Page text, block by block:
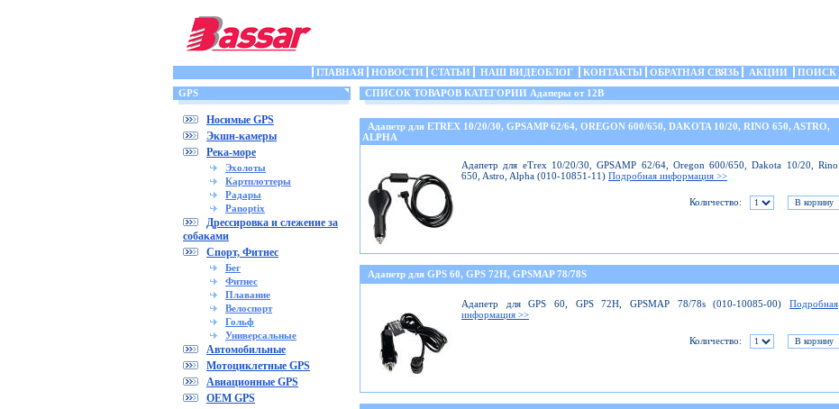
ГЛАВНАЯ НОВОСТИ СТАТЬИ НАШ ВИДЕОБЛОГ КОНТАКТЫ ОБРАТНАЯ СВЯЗЬ АКЦИИ ПОИСК
GPS
Носимые GPS
Экшн-камеры
Река-море
Эхолоты
Картплоттеры
Радары
Panoptix
Дрессировка и слежение за
собаками
Спорт, Фитнес
Бег
Фитнес
Плавание
Велоспорт
Гольф
Универсальные
Автомобильные
Мотоциклетные GPS
Авиационные GPS
OEM GPS
СПИСОК ТОВАРОВ КАТЕГОРИИ Адаперы от 12В
Адапетр для ETREX 10/20/30, GPSAMP 62/64, OREGON 600/650, DAKOTA 10/20, RINO 650, ASTRO,
ALPHA
Адапетр для eTrex 10/20/30, GPSAMP 62/64, Oregon 600/650, Dakota 10/20, Rino
650, Astro, Alpha (010-10851-11) Подробная информация >>
Количество:
Адапетр для GPS 60, GPS 72H, GPSMAP 78/78S
Адапетр для GPS 60, GPS 72H, GPSMAP 78/78s (010-10085-00) Подробная
информация >>
Количество: